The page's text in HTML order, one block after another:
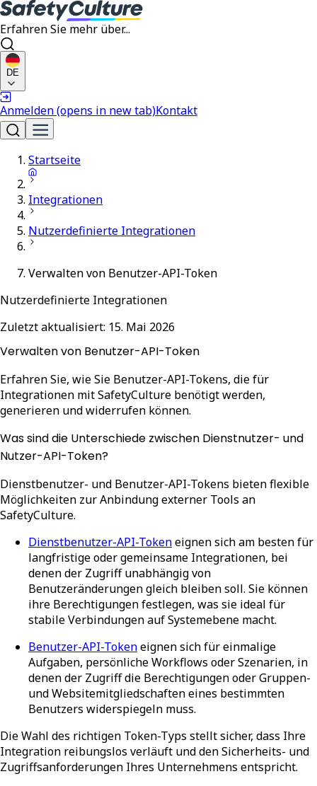
Erfahren Sie mehr über...
DE
Anmelden(opens in new tab)Kontakt
Startseite
Integrationen
Nutzerdefinierte Integrationen
Verwalten von Benutzer-API-Token
Nutzerdefinierte Integrationen
Zuletzt aktualisiert: 15. Mai 2026
Verwalten von Benutzer-API-Token
Erfahren Sie, wie Sie Benutzer-API-Tokens, die für
Integrationen mit SafetyCulture benötigt werden,
generieren und widerrufen können.
Was sind die Unterschiede zwischen Dienstnutzer- und
Nutzer-API-Token?
Dienstbenutzer- und Benutzer-API-Tokens bieten flexible
Möglichkeiten zur Anbindung externer Tools an
SafetyCulture.
Dienstbenutzer-API-Tokeneignen sich am besten für
langfristige oder gemeinsame Integrationen, bei
denen der Zugriff unabhängig von
Benutzeränderungen gleich bleiben soll. Sie können
ihre Berechtigungen festlegen, was sie ideal für
stabile Verbindungen auf Systemebene macht.
Benutzer-API-Tokeneignen sich für einmalige
Aufgaben, persönliche Workflows oder Szenarien, in
denen der Zugriff die Berechtigungen oder Gruppen-
und Websitemitgliedschaften eines bestimmten
Benutzers widerspiegeln muss.
Die Wahl des richtigen Token-Typs stellt sicher, dass Ihre
Integration reibungslos verläuft und den Sicherheits- und
Zugriffsanforderungen Ihres Unternehmens entspricht.